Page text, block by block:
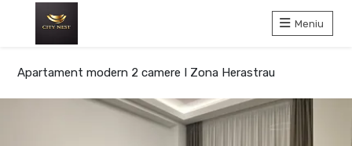
Meniu
Apartament modern 2 camere I Zona Herastrau